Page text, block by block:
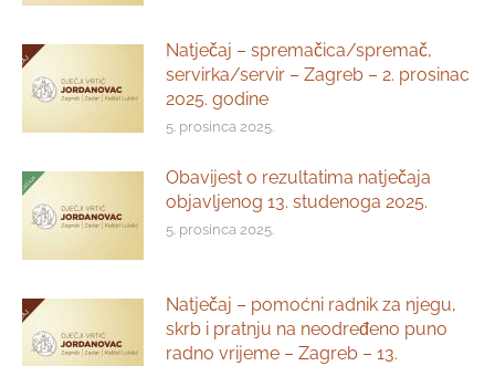
Natječaj – spremačica/spremač,
servirka/servir – Zagreb – 2. prosinac
2025. godine
5. prosinca 2025.
Obavijest o rezultatima natječaja
objavljenog 13. studenoga 2025.
5. prosinca 2025.
Natječaj – pomoćni radnik za njegu,
skrb i pratnju na neodređeno puno
radno vrijeme – Zagreb – 13.